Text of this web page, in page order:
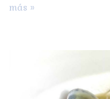
más »